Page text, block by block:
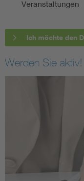
Veranstaltungen
Ich möchte den
Werden Sie aktiv!